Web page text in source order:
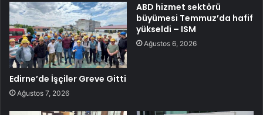
Edirne’de İşçiler Greve Gitti
Ağustos 7, 2026
ABD hizmet sektörü
büyümesi Temmuz’da hafif
yükseldi – ISM
Ağustos 6, 2026